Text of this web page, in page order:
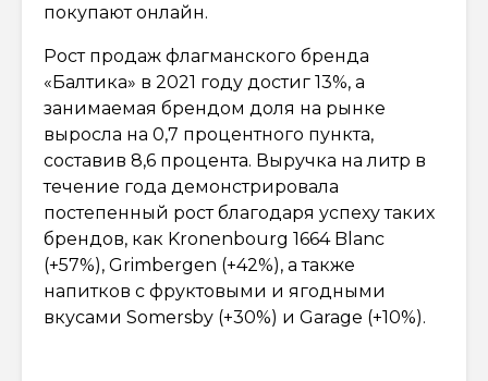
покупают онлайн.
Рост продаж флагманского бренда
«Балтика» в 2021 году достиг 13%, а
занимаемая брендом доля на рынке
выросла на 0,7 процентного пункта,
составив 8,6 процента. Выручка на литр в
течение года демонстрировала
постепенный рост благодаря успеху таких
брендов, как Kronenbourg 1664 Blanc
(+57%), Grimbergen (+42%), а также
напитков с фруктовыми и ягодными
вкусами Somersby (+30%) и Garage (+10%).